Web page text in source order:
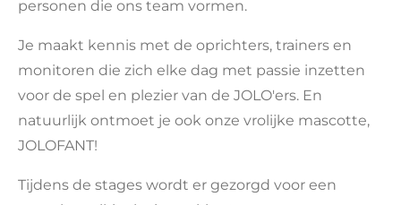
personen die ons team vormen.
Je maakt kennis met de oprichters, trainers en
monitoren die zich elke dag met passie inzetten
voor de spel en plezier van de JOLO'ers. En
natuurlijk ontmoet je ook onze vrolijke mascotte,
JOLOFANT!
Tijdens de stages wordt er gezorgd voor een